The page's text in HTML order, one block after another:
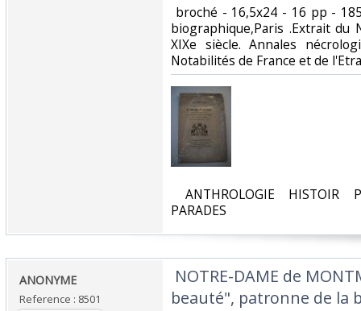
broché - 16,5x24 - 16 pp -
biographique,Paris .Extrait du
XIXe siècle. Annales
Notabilités de France et de
ANTHROLOGIE HISTOIR
PARADES‎
‎ANONYME‎
Reference : 8501
NOTRE-DAME de
beauté", patronne de la